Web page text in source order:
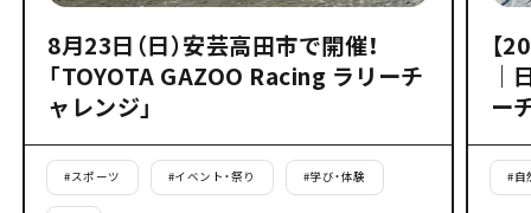
8月23日（日）安芸高田市で開催！
「TOYOTA GAZOO Racing ラリーチ
ャレンジ」
#スポーツ #イベント・祭り #学び・体験
【
｜
ー
#自